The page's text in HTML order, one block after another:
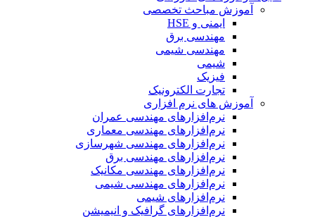
آموزش مباحث تخصصی
ایمنی و HSE
مهندسی برق
مهندسی شیمی
شیمی
فیزیک
تجارت الکترونیک
آموزش های نرم افزاری
نرم‌افزارهای مهندسی عمران
نرم‌افزارهای مهندسی معماری
نرم‌افزارهای مهندسی شهرسازی
نرم‌افزارهای مهندسی برق
نرم‌افزارهای مهندسی مکانیک
نرم‌افزارهای مهندسی شیمی
نرم‌افزارهای شیمی
نرم‌افزارهای گرافیک و انیمیشن